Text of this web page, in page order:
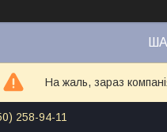
На жаль, зараз
258-94-11